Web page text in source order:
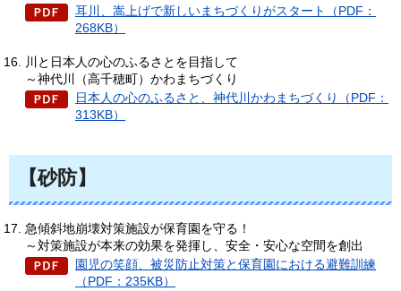
耳川、嵩上げで新しいまちづくりがスタート（PDF：
268KB）
川と日本人の心のふるさとを目指して
～神代川（高千穂町）かわまちづくり
日本人の心のふるさと、神代川かわまちづくり（PDF：
313KB）
【砂防】
急傾斜地崩壊対策施設が保育園を守る！
～対策施設が本来の効果を発揮し、安全・安心な空間を創出
園児の笑顔、被災防止対策と保育園における避難訓練
（PDF：235KB）